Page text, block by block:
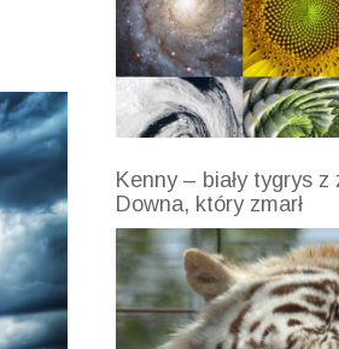
Kenny – biały tygrys z
Downa, który zmarł